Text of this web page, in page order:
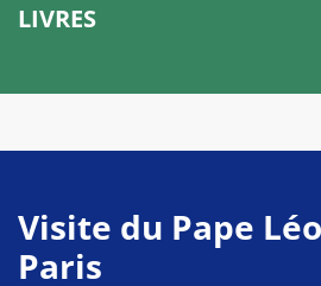
LIVRES
Visite du Pape
Paris